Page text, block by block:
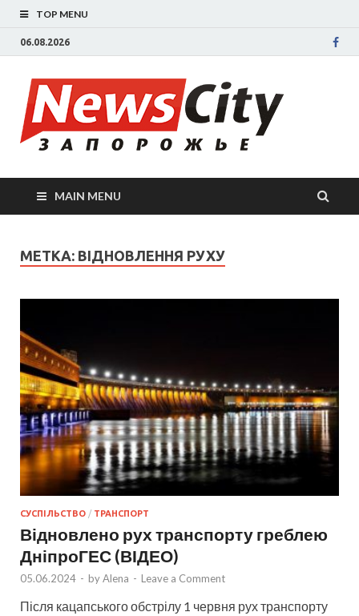
TOP MENU
06.08.2026
MAIN MENU
МЕТКА: ВІДНОВЛЕННЯ РУХУ
СУСПІЛЬСТВО / ТРАНСПОРТ
Відновлено рух транспорту греблею
ДніпроГЕС (ВІДЕО)
05.06.2024 - byAlena - Leave a Comment
Після кацапського обстрілу 1 червня рух транспорту